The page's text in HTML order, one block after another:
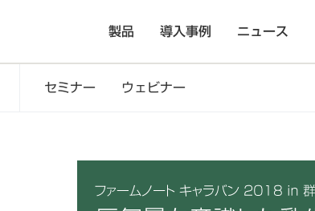
製品 導入事例 ニュース
セミナー ウェビナー